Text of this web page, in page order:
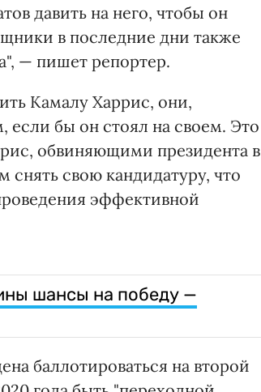
давить на него, чтобы он
в последние дни также
— пишет репортер.
Камалу Харрис, они,
если бы он стоял на своем. Это
обвиняющими президента в
свою кандидатуру, что
эффективной
шансы на победу —
баллотироваться на второй